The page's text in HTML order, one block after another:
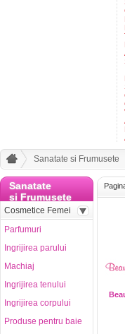
Sanatate si Frumusete
Sanatate
si Frumusete
Cosmetice Femei
Parfumuri
Ingrijirea parului
Machiaj
Ingrijirea tenului
Ingrijirea corpului
Produse pentru baie